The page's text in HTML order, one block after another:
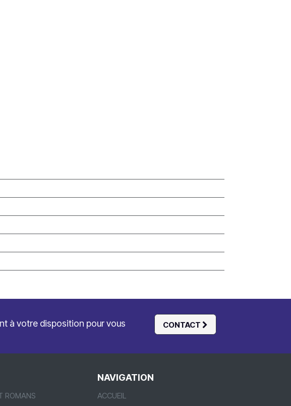
CONTACT
à votre disposition pour vous
NAVIGATION
ACCUEIL
ROMANS